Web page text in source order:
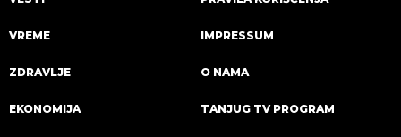
VREME
ZDRAVLJE
EKONOMIJA
IMPRESSUM
O NAMA
TANJUG TV PROGRAM